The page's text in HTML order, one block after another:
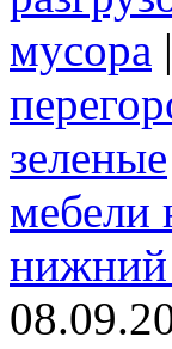
мусора |
зеленые
мебели
нижний